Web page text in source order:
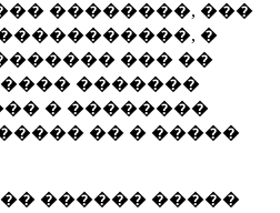
��������, ���
�
��� ��
�������
� ��������
�� � �����
������ �����